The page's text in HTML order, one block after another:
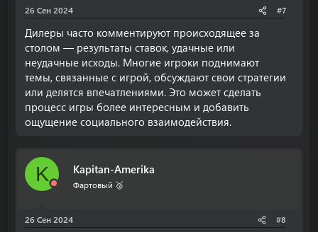
26 Сен 2024 #7
Дилеры часто комментируют происходящее за
столом — результаты ставок, удачные или
неудачные исходы. Многие игроки поднимают
темы, связанные с игрой, обсуждают свои стратегии
или делятся впечатлениями. Это может сделать
процесс игры более интересным и добавить
ощущение социального взаимодействия.
K Kapitan-Amerika
Фартовый 🥈
26 Сен 2024 #8